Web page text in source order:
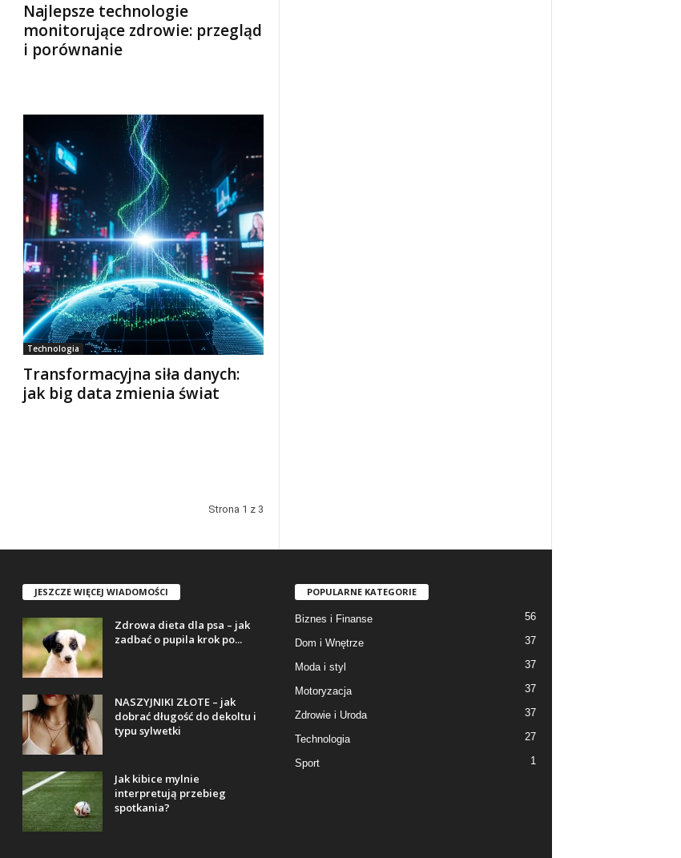
Najlepsze technologie
monitorujące zdrowie: przegląd
i porównanie
Technologia
Transformacyjna siła danych:
jak big data zmienia świat
Strona 1 z 3
JESZCZE WIĘCEJ WIADOMOŚCI
Zdrowa dieta dla psa – jak
zadbać o pupila krok po...
NASZYJNIKI ZŁOTE – jak
dobrać długość do dekoltu i
typu sylwetki
Jak kibice mylnie
interpretują przebieg
spotkania?
POPULARNE KATEGORIE
Biznes i Finanse 56
Dom i Wnętrze 37
Moda i styl 37
Motoryzacja 37
Zdrowie i Uroda 37
Technologia 27
Sport 1